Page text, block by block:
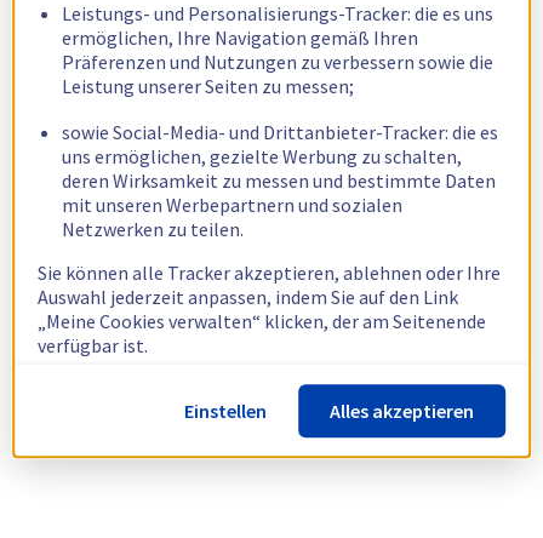
Leistungs- und Personalisierungs-Tracker: die es uns
ermöglichen, Ihre Navigation gemäß Ihren
Präferenzen und Nutzungen zu verbessern sowie die
Leistung unserer Seiten zu messen;
sowie Social-Media- und Drittanbieter-Tracker: die es
uns ermöglichen, gezielte Werbung zu schalten,
deren Wirksamkeit zu messen und bestimmte Daten
mit unseren Werbepartnern und sozialen
Netzwerken zu teilen.
Sie können alle Tracker akzeptieren, ablehnen oder Ihre
Auswahl jederzeit anpassen, indem Sie auf den Link
„Meine Cookies verwalten“ klicken, der am Seitenende
verfügbar ist.
Weitere Informationen finden Sie in unsererRichtlinie
zur Verwendung von Cookies.
Einstellen Alles akzeptieren